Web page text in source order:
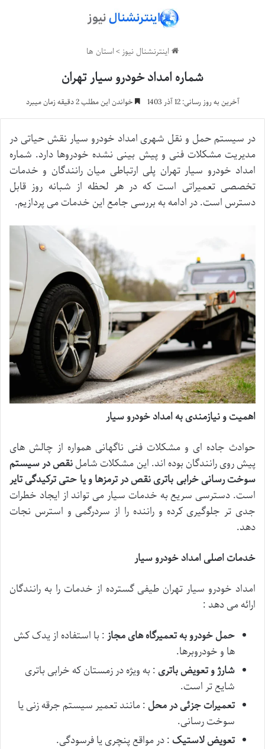
اینترنشنال نیوز>استان ها
شماره امداد خودرو سیار تهران
آخرین به روز رسانی: 12 آذر 1403 خواندن این مطلب 2 دقیقه زمان میبرد
در سیستم حمل و نقل شهری امداد خودرو سیار نقش حیاتی در
مدیریت مشکلات فنی و پیش بینی نشده خودروها دارد. شماره
امداد خودرو سیار تهران پلی ارتباطی میان رانندگان و خدمات
تخصصی تعمیراتی است که در هر لحظه از شبانه روز قابل
دسترس است. در ادامه به بررسی جامع این خدمات می پردازیم.
اهمیت و نیازمندی به امداد خودرو سیار
حوادث جاده ای و مشکلات فنی ناگهانی همواره از چالش های
پیش روی رانندگان بوده اند. این مشکلات شاملنقص در سیستم
سوخت رسانی خرابی باتری نقص در ترمزها و یا حتی ترکیدگی تایر
است. دسترسی سریع به خدمات سیار می تواند از ایجاد خطرات
جدی تر جلوگیری کرده و راننده را از سردرگمی و استرس نجات
دهد.
خدمات اصلی امداد خودرو سیار
امداد خودرو سیار تهران طیفی گسترده از خدمات را به رانندگان
ارائه می دهد :
حمل خودرو به تعمیرگاه های مجاز: با استفاده از یدک کش
ها و خودروبرها.
شارژ و تعویض باتری : به ویژه در زمستان که خرابی باتری
شایع تر است.
تعمیرات جزئی در محل : مانند تعمیر سیستم جرقه زنی یا
سوخت رسانی.
تعویض لاستیک: در مواقع پنچری یا فرسودگی.